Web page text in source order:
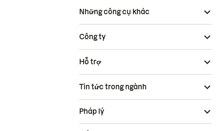
Những công cụ khác
Công ty
Hỗ trợ
Tin tức trong ngành
Pháp lý